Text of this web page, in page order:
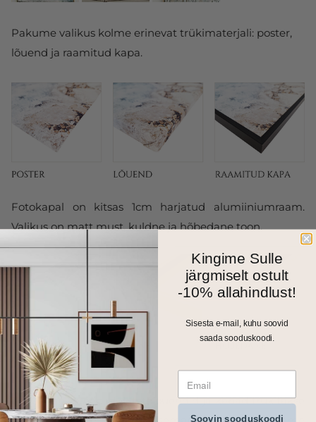
Pakume valikus kolme erinevat trükimaterjali: poster,
lõuend ja raamitud kapa.
Fotokapal on kitsas 1cm harjatud alumiiniumraam.
Valikus on matt must, kuldne ja hõbedane toon.
Kõik meie seinapildid, fotolõuendid ja kapad trükitakse
Kingime Sulle
järgmiselt ostult
-10% allahindlust!
Sisesta e-mail, kuhu soovid
saada sooduskoodi.
Soovin sooduskoodi